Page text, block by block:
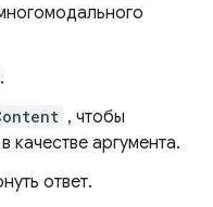
, чтобы
качестве аргумента.
ответ.